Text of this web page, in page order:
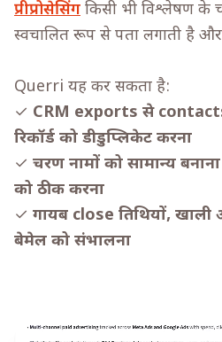
प्रीप्रोसेसिंग किसी भी विश्लेषण
स्वचालित रूप से पता लगाती है
Querri यह कर सकता है:
✓ CRM exports से
रिकॉर्ड को डीडुप्लिकेट करना
✓ चरण नामों को सामान्य
को ठीक करना
✓ गायब close तिथियों, खाली
बेमेल को संभालना